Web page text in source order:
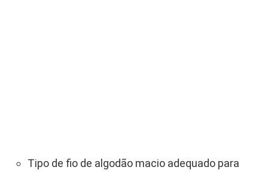
Tipo de fio de algodão macio adequado para